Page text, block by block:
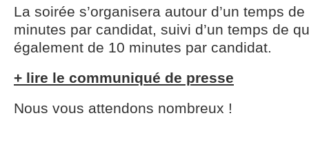
La soirée s’organisera autour d’un temps
minutes par candidat, suivi d’un temps de
également de 10 minutes par candidat.
+ lire le communiqué de presse
Nous vous attendons nombreux !